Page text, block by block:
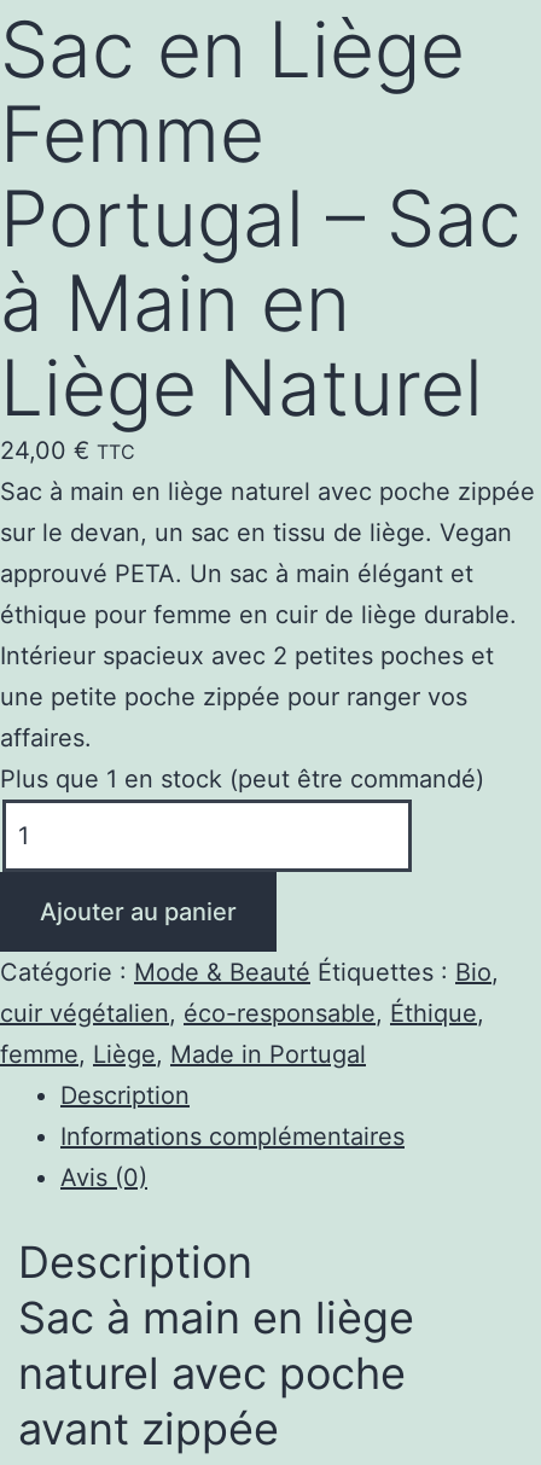
Sac en Liège
Femme
Portugal – Sac
à Main en
Liège Naturel
24,00 € TTC
Sac à main en liège naturel avec poche zippée
sur le devan, un sac en tissu de liège. Vegan
approuvé PETA. Un sac à main élégant et
éthique pour femme en cuir de liège durable.
Intérieur spacieux avec 2 petites poches et
une petite poche zippée pour ranger vos
affaires.
Plus que 1 en stock (peut être commandé)
de
Liège
Femme
Portugal
-
Main
Liège
Naturel
Ajouter au panier
Catégorie : Mode & Beauté Étiquettes : Bio,
cuir végétalien, éco-responsable, Éthique,
femme, Liège, Made in Portugal
Description
Informations complémentaires
Avis (0)
Description
Sac à main en liège
naturel avec poche
avant zippée